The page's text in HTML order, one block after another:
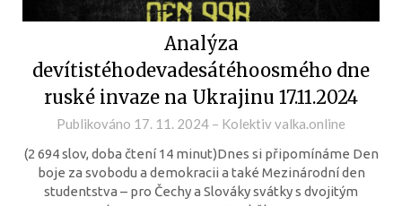
Analýza
devítistéhodevadesátéhoosmého dne
ruské invaze na Ukrajinu 17.11.2024
Publikováno 17. 11. 2024 – Kolektiv valka.online
(2 694 slov, doba čtení 14 minut)Dnes si připomínáme Den
boje za svobodu a demokracii a také Mezinárodní den
studentstva – pro Čechy a Slováky svátky s dvojitým